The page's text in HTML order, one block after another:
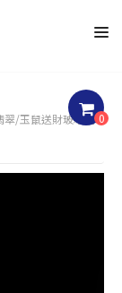
0
翠/玉鼠送財玻冰種